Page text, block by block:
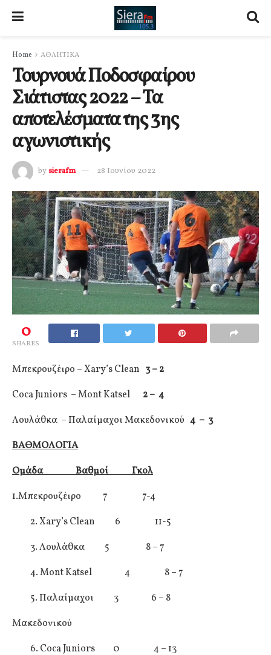
Home ΑΘΛΗΤΙΚΑ
Τουρνουά Ποδοσφαίρου
Σιάτιστας 2022 – Τα
αποτελέσματα της 3ης
αγωνιστικής
by sierafm 28 Ιουνίου 2022
0
SHARES
Μπεκρουζέιρο – Xary’s Clean 3 – 2
Coca Juniors – Mont Katsel 2 – 4
Λουλάθκα – Παλαίμαχοι Μακεδονικού 4 – 3
ΒΑΘΜΟΛΟΓΙΑ
Ομάδα Βαθμοί Γκολ
1.Μπεκρουζέιρο 7 7-4
2. Xary’s Clean 6 11-5
3. Λουλάθκα 5 8 – 7
4. Mont Katsel 4 8 – 7
5. Παλαίμαχοι 3 6 – 8
Μακεδονικού
6. Coca Juniors 0 4 – 13